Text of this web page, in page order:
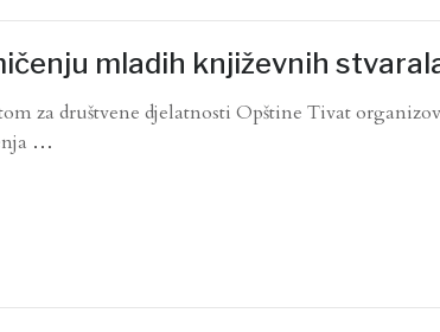
mladih književnih
za društvene djelatnosti Opštine Tivat
…